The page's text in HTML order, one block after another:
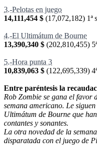
3.-Pelotas en juego
14,111,454 $ (17,072,182) 1ª
4.-El Ultimátum de Bourne
13,390,340 $ (202,810,455)
5.-Hora punta 3
10,839,063 $ (122,695,339)
Entre paréntesis la
Rob Zombie se gana el favor
semana americano. Le
Ultimátum de Bourne que
contantes y sonantes.
La otra novedad de la
disparatada con el juego de